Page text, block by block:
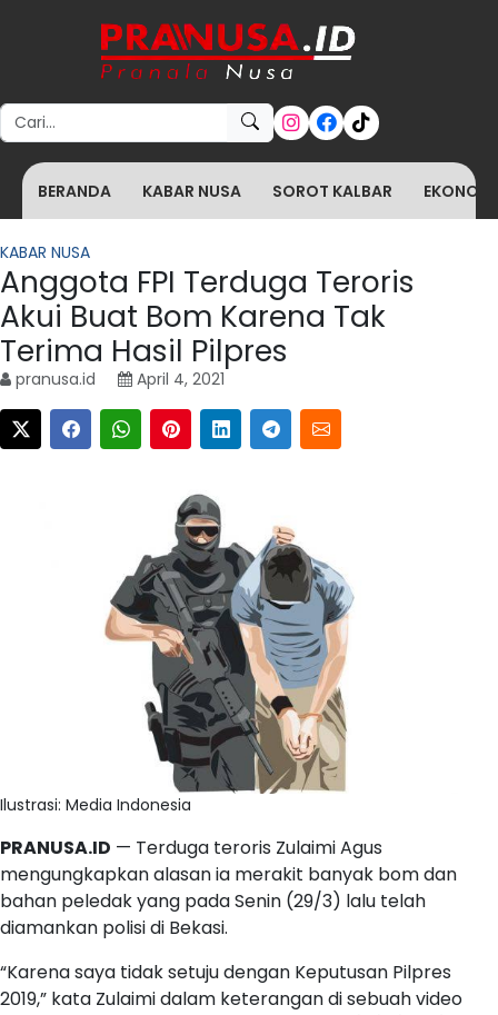
Search for:
BERANDA KABAR NUSA SOROT KALBAR
KABAR NUSA
Anggota FPI Terduga Teroris
Akui Buat Bom Karena Tak
Terima Hasil Pilpres
pranusa.id April 4, 2021
Ilustrasi: Media Indonesia
PRANUSA.ID — Terduga teroris Zulaimi Agus
mengungkapkan alasan ia merakit banyak bom dan
bahan peledak yang pada Senin (29/3) lalu telah
diamankan polisi di Bekasi.
“Karena saya tidak setuju dengan Keputusan Pilpres
2019,” kata Zulaimi dalam keterangan di sebuah video